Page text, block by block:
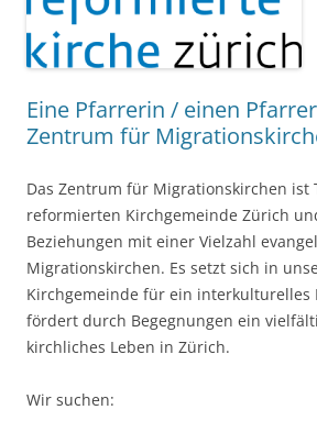
Eine Pfarrerin / einen
Zentrum für
Das Zentrum für Migrationskirchen ist
reformierten Kirchgemeinde Zürich
Beziehungen mit einer Vielzahl
Migrationskirchen. Es setzt sich in
Kirchgemeinde für ein interkulturelles
fördert durch Begegnungen ein
kirchliches Leben in Zürich.
Wir suchen: